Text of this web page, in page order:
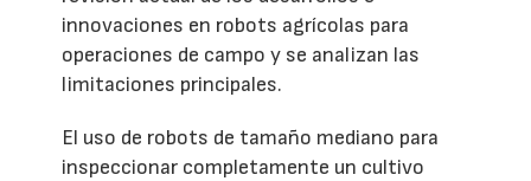
innovaciones en robots agrícolas para
operaciones de campo y se analizan las
limitaciones principales.
El uso de robots de tamaño mediano para
inspeccionar completamente un cultivo